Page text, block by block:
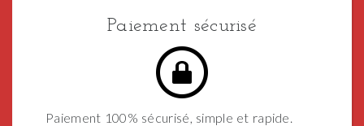
Paiement sécurisé
Paiement 100% sécurisé, simple et rapide.